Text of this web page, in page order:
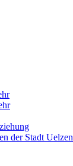
der Stadt Uelzen